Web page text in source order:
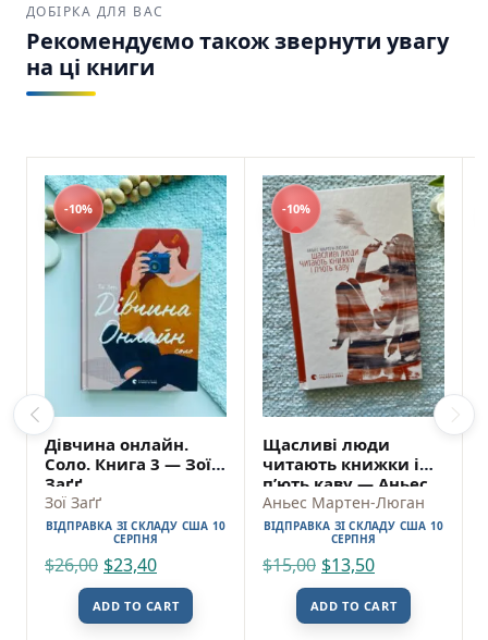
ДОБІРКА ДЛЯ ВАС
Рекомендуємо також звернути увагу
на ці книги
-10%
Дівчина онлайн.
Соло. Книга 3 — Зої
Заґґ
Зої Заґґ
ВІДПРАВКА ЗІ СКЛАДУ США 10
СЕРПНЯ
$26,00 $23,40
ADD TO CART
-10%
Щасливі люди
читають книжки і
п’ють каву — Аньес
Мартен-Люган
Аньес Мартен-Люган
ВІДПРАВКА ЗІ СКЛАДУ США 10
СЕРПНЯ
$15,00 $13,50
ADD TO CART